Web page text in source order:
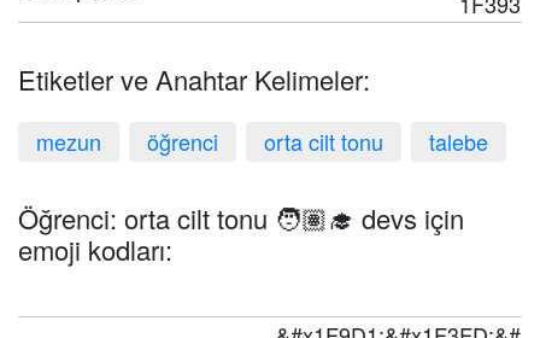
Etiketler ve Anahtar Kelimeler:
mezun öğrenci orta cilt tonu talebe
Öğrenci: orta cilt tonu 🧑🏽‍🎓 devs için
emoji kodları: